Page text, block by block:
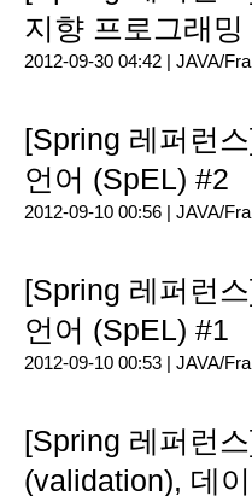
지향 프로그래밍
2012-09-30 04:42 | JAVA/
[Spring 레퍼런
언어 (SpEL) #2
2012-09-10 00:56 | JAVA/
[Spring 레퍼런
언어 (SpEL) #1
2012-09-10 00:53 | JAVA/
[Spring 레퍼런
(validation), 데